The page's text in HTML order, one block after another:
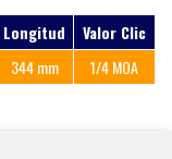
Longitud
Valor Clic
344 mm 1/4 MOA